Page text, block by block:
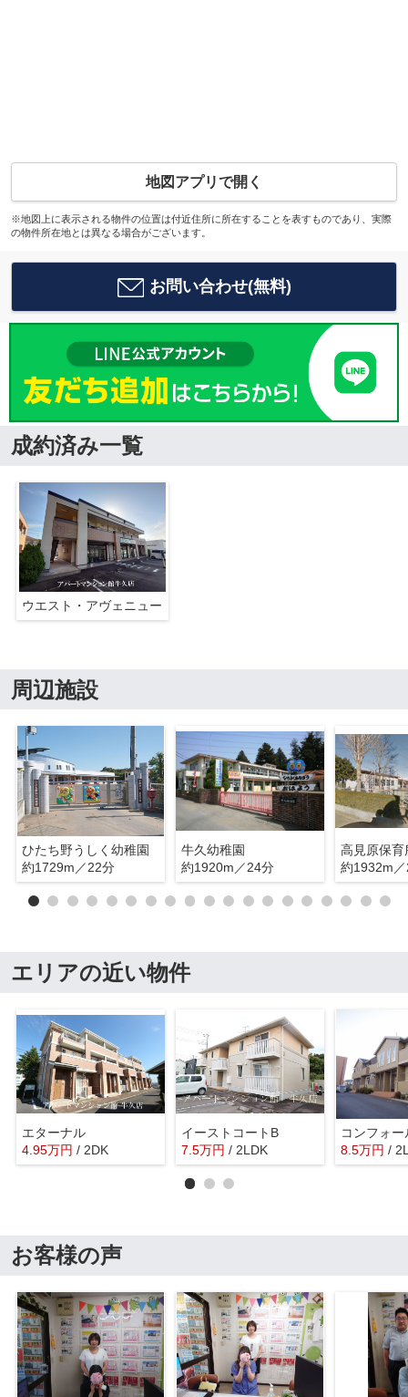
地図アプリで開く
※地図上に表示される物件の位置は付近住所に所在することを表すものであり、実際
の物件所在地とは異なる場合がございます。
お問い合わせ(無料)
成約済み一覧
ウエスト・アヴェニュー
周辺施設
ひたち野うしく幼稚園
約1729m／22分
牛久幼稚園
約1920m／24分
高見原保育
約1932m
エリアの近い物件
エターナル
4.95万円 / 2DK
イーストコートB
7.5万円 / 2LDK 8.5万円 /
お客様の声